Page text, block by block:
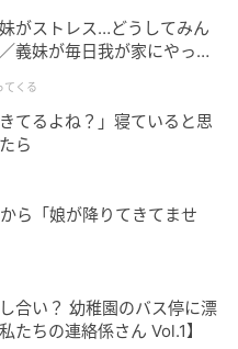
大切に扱うようにな
に選ばれるカギ。
安心感”を両方持って
の3つ目は、“今の楽し
ていること。
りへん。
がストレス…どうしてみん
義妹が毎日我が家にやって
てくる
てるよね？」寝ていると思
ら
ら「娘が降りてきてませ
合い？ 幼稚園のバス停に漂
たちの連絡係さん Vol.1】